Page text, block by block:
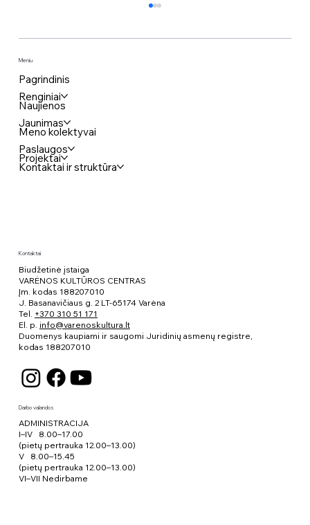
Kompiuterinių žaidimų vakaras
Meniu
Pagrindinis
Renginiai
Naujienos
Jaunimas
Meno kolektyvai
Paslaugos
Projektai
Kontaktai ir struktūra
Kontaktai
Biudžetinė įstaiga
VARĖNOS KULTŪROS CENTRAS
Įm. kodas 188207010
J. Basanavičiaus g. 2 LT-65174 Varėna
Tel. +370 310 51 171
El. p. info@varenoskultura.lt
Duomenys kaupiami ir saugomi Juridinių asmenų registre,
kodas 188207010
Darbo valandos
ADMINISTRACIJA
I–IV 8.00–17.00
(pietų pertrauka 12.00–13.00)
V 8.00–15.45
(pietų pertrauka 12.00–13.00)
VI–VII Nedirbame